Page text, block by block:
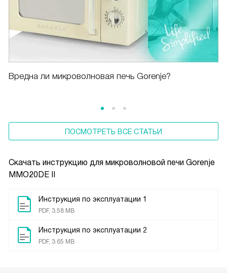
Скачать инструкцию для микроволновой печи Gorenje
MMO20DE II
Инструкция по эксплуатации 1
PDF, 3.58 MB
Инструкция по эксплуатации 2
PDF, 3.65 MB
Вредна ли микроволновая печь Gorenje?
ПОСМОТРЕТЬ ВСЕ СТАТЬИ